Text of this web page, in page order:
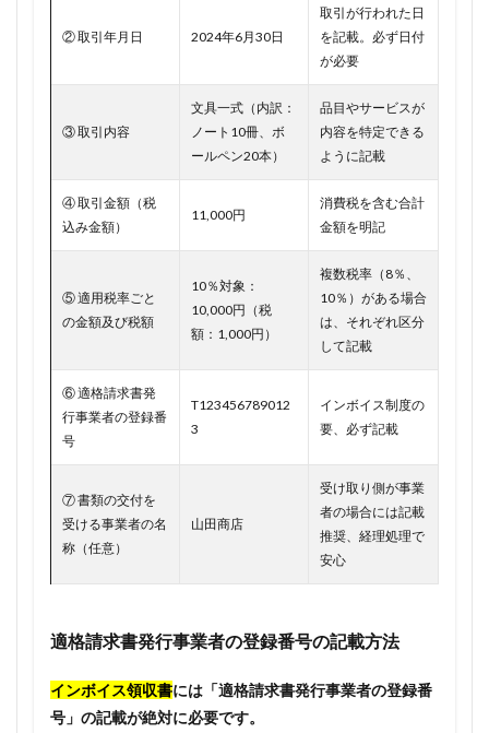
② 取引年月日 2024年6月30日
取引が行われた日
を記載。必ず日付
が必要
③ 取引内容
文具一式（内訳：
ノート10冊、ボ
ールペン20本）
品目やサービスが
内容を特定できる
ように記載
④ 取引金額（税
込み金額）
11,000円
消費税を含む合計
金額を明記
⑤ 適用税率ごと
の金額及び税額
10％対象：
10,000円（税
額：1,000円）
複数税率（8％、
10％）がある場合
は、それぞれ区分
して記載
⑥ 適格請求書発
行事業者の登録番
号
T123456789012
3
インボイス制度の
要、必ず記載
⑦ 書類の交付を
受ける事業者の名
称（任意）
山田商店
受け取り側が事業
者の場合には記載
推奨、経理処理で
安心
適格請求書発行事業者の登録番号の記載方法
インボイス領収書には「適格請求書発行事業者の登録番
号」の記載が絶対に必要です。